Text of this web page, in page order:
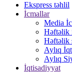
Ekspress təhlil
İcmallar
Media
Həftəlik
Həftəlik
Aylıq
Aylıq
İqtisadiyyat